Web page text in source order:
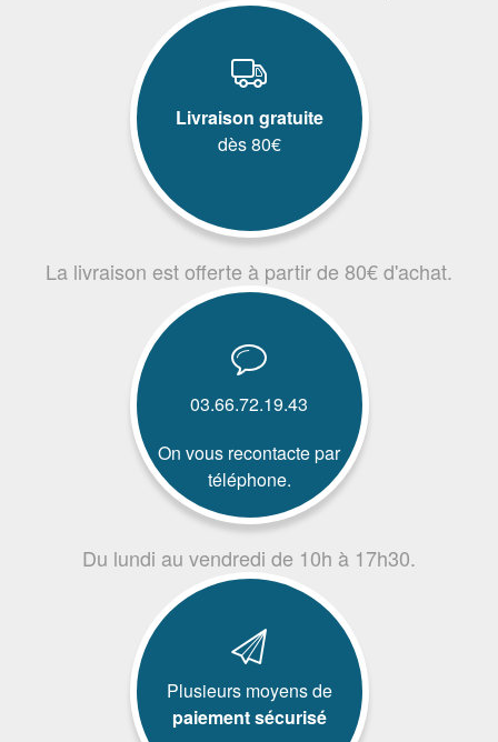
Livraison gratuite
dès 80€
La livraison est offerte à partir de 80€ d'achat.
03.66.72.19.43
On vous recontacte par
téléphone.
Du lundi au vendredi de 10h à 17h30.
Plusieurs moyens de
paiement sécurisé